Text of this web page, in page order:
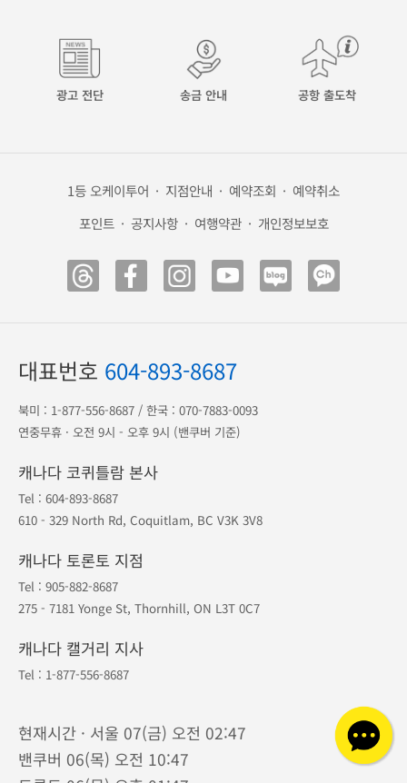
광고 전단 송금 안내 공항 출도착
1등 오케이투어 · 지점안내 · 예약조회 · 예약취소
포인트 · 공지사항 · 여행약관 · 개인정보보호
대표번호 604-893-8687
북미 : 1-877-556-8687 / 한국 : 070-7883-0093
연중무휴 · 오전 9시 - 오후 9시 (밴쿠버 기준)
캐나다 코퀴틀람 본사
Tel : 604-893-8687
610 - 329 North Rd, Coquitlam, BC V3K 3V8
캐나다 토론토 지점
Tel : 905-882-8687
275 - 7181 Yonge St, Thornhill, ON L3T 0C7
캐나다 캘거리 지사
Tel : 1-877-556-8687
현재시간 · 서울 07(금) 오전 02:47
밴쿠버 06(목) 오전 10:47